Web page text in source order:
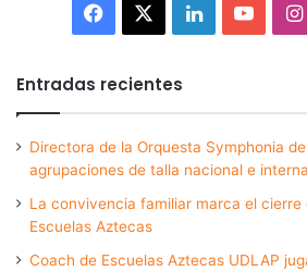
Facebook LinkedIn
Entradas recientes
Directora de la Orquesta Symphonia
agrupaciones de talla nacional e
La convivencia familiar marca el cierre
Escuelas Aztecas
Coach de Escuelas Aztecas UDLAP